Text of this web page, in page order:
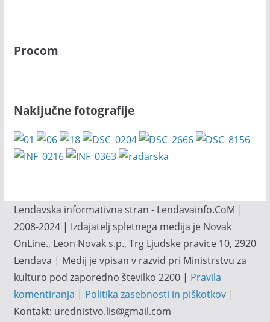
Procom
Naključne fotografije
Lendavska informativna stran - Lendavainfo.CoM |
2008-2024 | Izdajatelj spletnega medija je Novak
OnLine., Leon Novak s.p., Trg Ljudske pravice 10, 2920
Lendava | Medij je vpisan v razvid pri Ministrstvu za
kulturo pod zaporedno številko 2200 | Pravila
komentiranja | Politika zasebnosti in piškotkov|
Kontakt: urednistvo.lis@gmail.com